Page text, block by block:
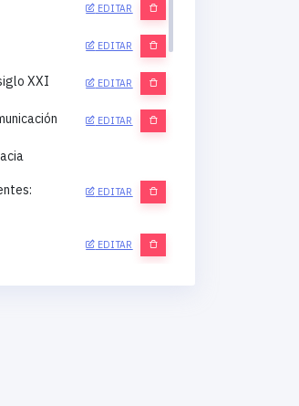
EDITAR
EDITAR
XXI EDITAR
EDITAR
EDITAR
EDITAR